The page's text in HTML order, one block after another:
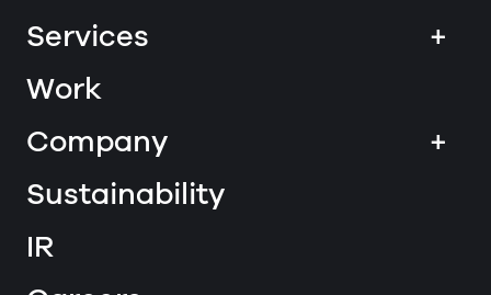
Services
+
Work
Company
+
Sustainability
IR